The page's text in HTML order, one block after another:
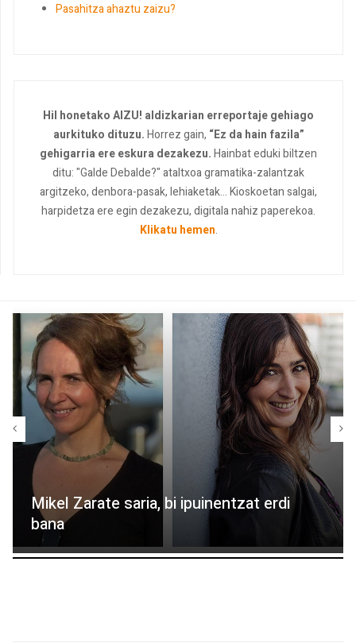
Pasahitza ahaztu zaizu?
Hil honetako AIZU! aldizkarian erreportaje gehiago
aurkituko dituzu.Horrez gain, “Ez da hain fazila”
gehigarria ere eskura dezakezu.Hainbat eduki biltzen
ditu: "Galde Debalde?" ataltxoa gramatika-zalantzak
argitzeko, denbora-pasak, lehiaketak... Kioskoetan salgai,
harpidetza ere egin dezakezu, digitala nahiz paperekoa.
Klikatu hemen.
Mikel Zarate saria, bi ipuinentzat erdi
bana